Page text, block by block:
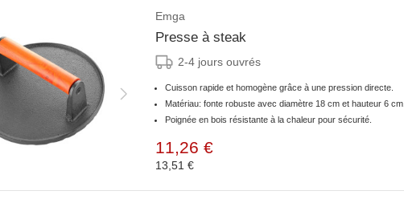
Emga
Presse à steak
2-4 jours ouvrés
Cuisson rapide et homogène grâce à une pression directe.
Matériau: fonte robuste avec diamètre 18 cm et hauteur 6 cm.
Poignée en bois résistante à la chaleur pour sécurité.
11,26 €
13,51 €